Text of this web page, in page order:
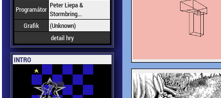
Programátor Peter Liepa &
Stormbring...
Grafik
(Unknown)
detail hry
INTRO